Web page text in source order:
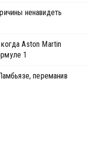
ненавидеть
Aston Martin
1
переманив